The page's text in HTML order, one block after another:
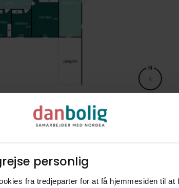
personlig​
fra tredjeparter for at få hjemmesiden til at